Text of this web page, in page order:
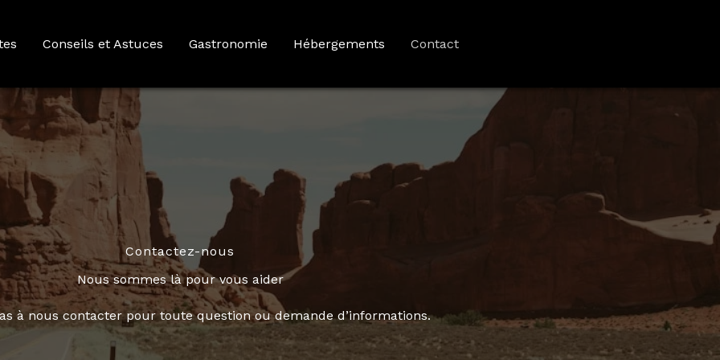
Conseils et Astuces Gastronomie Hébergements Contact
Contactez-nous
Nous sommes là pour vous aider
à nous contacter pour toute question ou demande d’informations.